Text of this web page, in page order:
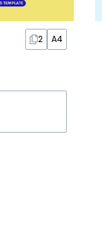
2 A4